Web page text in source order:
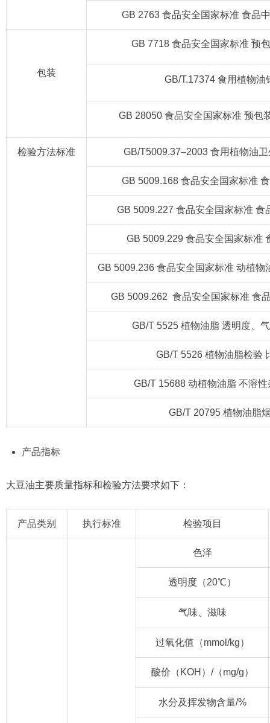
GB 2763 食品安全国家标准 食品
包装
GB 7718 食品安全国家标准 预
GB/T.17374 食用植物油
GB 28050 食品安全国家标准 预包
检验方法标准 GB/T5009.37–2003 食用植物油
GB 5009.168 食品安全国家标准
GB 5009.227 食品安全国家标准 食
GB 5009.229 食品安全国家标准
GB 5009.236 食品安全国家标准 动植物
GB 5009.262 食品安全国家标准 食
GB/T 5525 植物油脂 透明度、
GB/T 5526 植物油脂检验
GB/T 15688 动植物油脂 不溶
GB/T 20795 植物油脂
产品指标
大豆油主要质量指标和检验方法要求如下：
产品类别 执行标准 检验项目
色泽
透明度（20℃）
气味、滋味
过氧化值（mmol/kg）
酸价（KOH）/（mg/g）
水分及挥发物含量/%